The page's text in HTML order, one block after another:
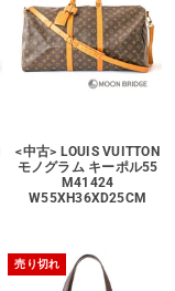
<中古> LOUIS VUITTON
モノグラム キーポル55
M41424
W55XH36XD25CM
売り切れ